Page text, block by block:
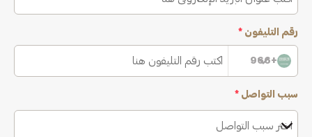
رقم التليفون *
+966
سبب التواصل *
اختر سبب التواصل